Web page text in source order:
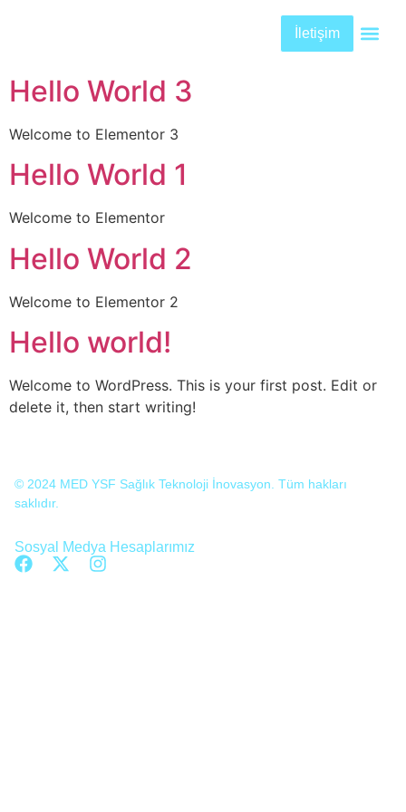
İletişim
Hello World 3
Welcome to Elementor 3
Hello World 1
Welcome to Elementor
Hello World 2
Welcome to Elementor 2
Hello world!
Welcome to WordPress. This is your first post. Edit or
delete it, then start writing!
© 2024 MED YSF Sağlık Teknoloji İnovasyon. Tüm hakları
saklıdır.
Sosyal Medya Hesaplarımız